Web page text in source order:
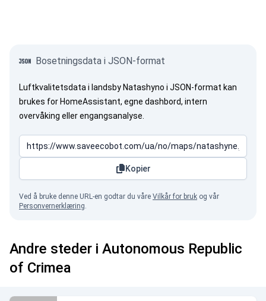
Bosetningsdata i JSON-format
Luftkvalitetsdata i landsby Natashyno i JSON-format kan
brukes for HomeAssistant, egne dashbord, intern
overvåking eller engangsanalyse.
Kopier
Ved å bruke denne URL-en godtar du våre Vilkår for bruk og vår
Personvernerklæring.
Andre steder i Autonomous Republic
of Crimea